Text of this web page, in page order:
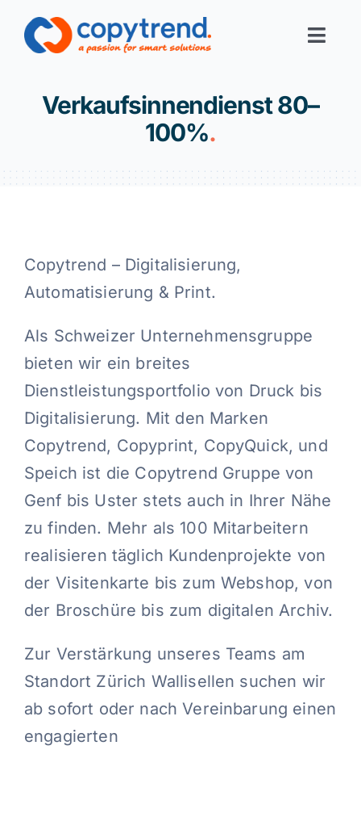
Zum
Inhalt
Print-Services
Links
Kontakt
Blog
Deutsch
Verkaufsinnendienst 80–
100%.
Copytrend – Digitalisierung,
Automatisierung & Print.
Als Schweizer Unternehmensgruppe
bieten wir ein breites
Dienstleistungsportfolio von Druck bis
Digitalisierung. Mit den Marken
Copytrend, Copyprint, CopyQuick, und
Speich ist die Copytrend Gruppe von
Genf bis Uster stets auch in Ihrer Nähe
zu finden. Mehr als 100 Mitarbeitern
realisieren täglich Kundenprojekte von
der Visitenkarte bis zum Webshop, von
der Broschüre bis zum digitalen Archiv.
Zur Verstärkung unseres Teams am
Standort Zürich Wallisellen suchen wir
ab sofort oder nach Vereinbarung einen
engagierten